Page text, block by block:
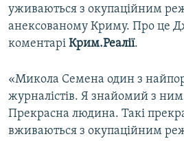
уживаються з окупаційним
анексованому Криму. Про це
коментарі Крим.Реалії.
«Микола Семена один з
журналістів. Я знайомий з
Прекрасна людина. Такі
вживаються з окупаційним